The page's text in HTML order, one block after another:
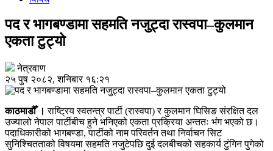
पद र भागबण्डामा सहमति नजुट्दा रास्वपा–कुलमान
एकता टुट्यो
नेत्रवाण
२५ पुष २०८२, शनिबार १६:२१
काठमाडौँ ।राष्ट्रिय स्वतन्त्र पार्टी (रास्वपा) र कुलमान घिसिङ संरक्षित दल
उज्यालो नेपाल पार्टीबीच हुने भनिएको एकता प्रक्रिया अन्ततः भंग भएको छ।
पदाधिकारीको भागबण्डा, पार्टीको नाम परिवर्तन तथा निर्वाचन सिट
सुनिश्चितताको विषयमा सहमति नजुटेपछि दुई दलबीचको सहकार्य टुंगिन पुगेको